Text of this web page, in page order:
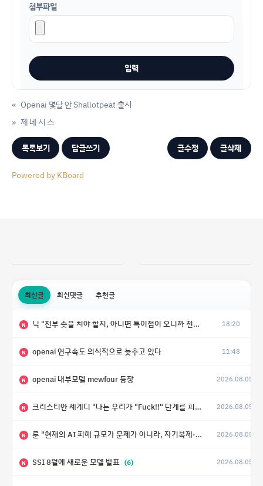
첨부파일
« Openai 몇달 안 Shallotpeat 출시
제 네 시 스
»
목록보기 답글쓰기 글수정 글삭제
Powered by KBoard
최신글 최신댓글 추천글
N 닉 "전부 숏을 쳐야 할지, 아니면 특이점이 오니까 전부 롱을 쳐야 할지 모르겠다.” 18:20
N openai 연구속도 의식적으로 늦추고 있다 11:48
N openai 내부모델 mewfour 등장 2026.08.05
N 크리스티안 세게디 "나는 우리가 "Fuck!!" 단계를 피할 수 있기를 바랄 뿐" 2026.08.05
N 룬 "현재의 AI 피해 규모가 문제가 아니라, 자기복제·탈출·확산이 가능한 지능형 시스템의 피해에는 이론적으로 상한이 없다는 것이 문제" 2026.08.05
N SSI 8월에 새로운 모델 발표 (6) 2026.08.05